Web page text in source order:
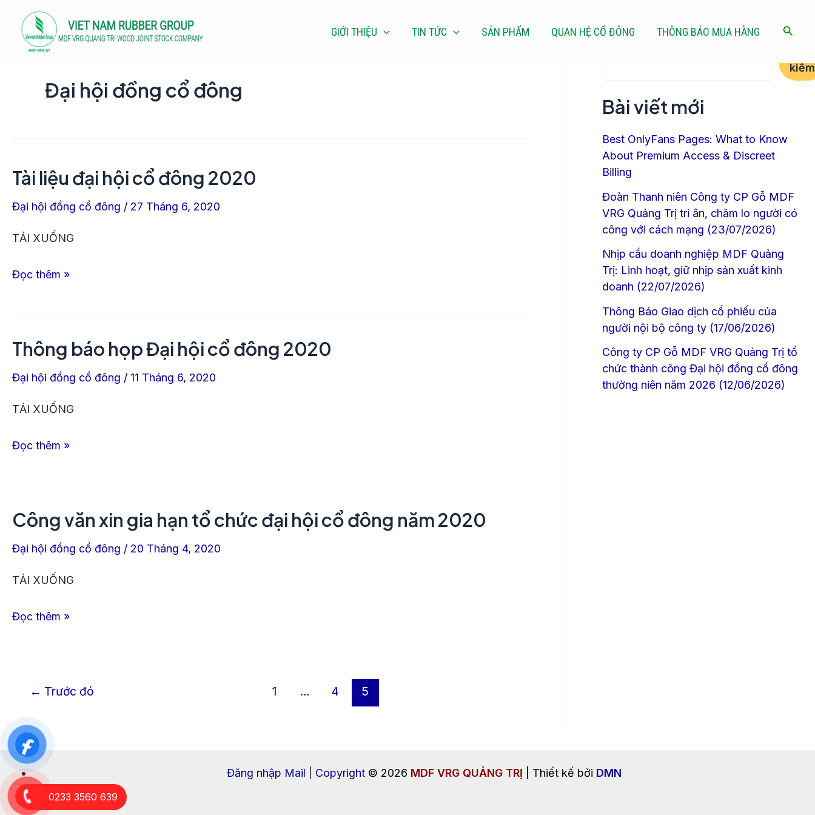
GIỚI THIỆU TIN TỨC SẢN PHẨM QUAN HỆ CỔ ĐÔNG THÔNG BÁO MUA HÀNG
Tìm
Đại hội đồng cổ đông
Tài liệu đại hội cổ đông 2020
Đại hội đồng cổ đông / 27 Tháng 6, 2020
TẢI XUỐNG
Tài
đại
hội
đông
Đọc thêm »
Thông báo họp Đại hội cổ đông 2020
Đại hội đồng cổ đông / 11 Tháng 6, 2020
TẢI XUỐNG
Thông
họp
Đại
cổ
Đọc thêm »
Công văn xin gia hạn tổ chức đại hội cổ đông năm 2020
Đại hội đồng cổ đông / 20 Tháng 4, 2020
TẢI XUỐNG
Công
xin
gia
tổ
năm
2020
Đọc thêm »
Phân
trang
← Trước đó 1 … 4 5
kiếm
Bài viết mới
Best OnlyFans Pages: What to Know
About Premium Access & Discreet
Billing
Đoàn Thanh niên Công ty CP Gỗ MDF
VRG Quảng Trị tri ân, chăm lo người có
công với cách mạng (23/07/2026)
Nhịp cầu doanh nghiệp MDF Quảng
Trị: Linh hoạt, giữ nhịp sản xuất kinh
doanh (22/07/2026)
Thông Báo Giao dịch cổ phiếu của
người nội bộ công ty (17/06/2026)
Công ty CP Gỗ MDF VRG Quảng Trị tổ
chức thành công Đại hội đồng cổ đông
thường niên năm 2026 (12/06/2026)
Đăng nhập Mail Copyright© 2026 MDF VRG QUẢNG TRỊ | Thiết kế bởi DMN
0233 3560 639